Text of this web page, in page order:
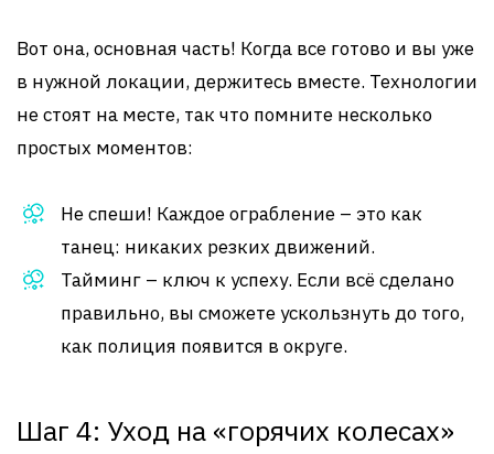
Вот она, основная часть! Когда все готово и вы уже
в нужной локации, держитесь вместе. Технологии
не стоят на месте, так что помните несколько
простых моментов:
Не спеши! Каждое ограбление – это как
танец: никаких резких движений.
Тайминг – ключ к успеху. Если всё сделано
правильно, вы сможете ускользнуть до того,
как полиция появится в округе.
Шаг 4: Уход на «горячих колесах»